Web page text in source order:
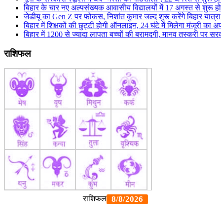
बिहार के चार नए अल्पसंख्यक आवासीय विद्यालयों में 17 अगस्त से शुरू
जेडीयू का Gen Z पर फोकस, निशांत कुमार जल्द शुरू करेंगे बिहार यात्रा
बिहार में शिक्षकों की छुट्टी होगी ऑनलाइन, 24 घंटे में मिलेगा मंजूरी का
बिहार में 1200 से ज्यादा लापता बच्चों की बरामदगी, मानव तस्करी पर
राशिफल